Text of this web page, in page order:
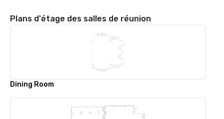
Plans d'étage des salles de réunion
Dining Room